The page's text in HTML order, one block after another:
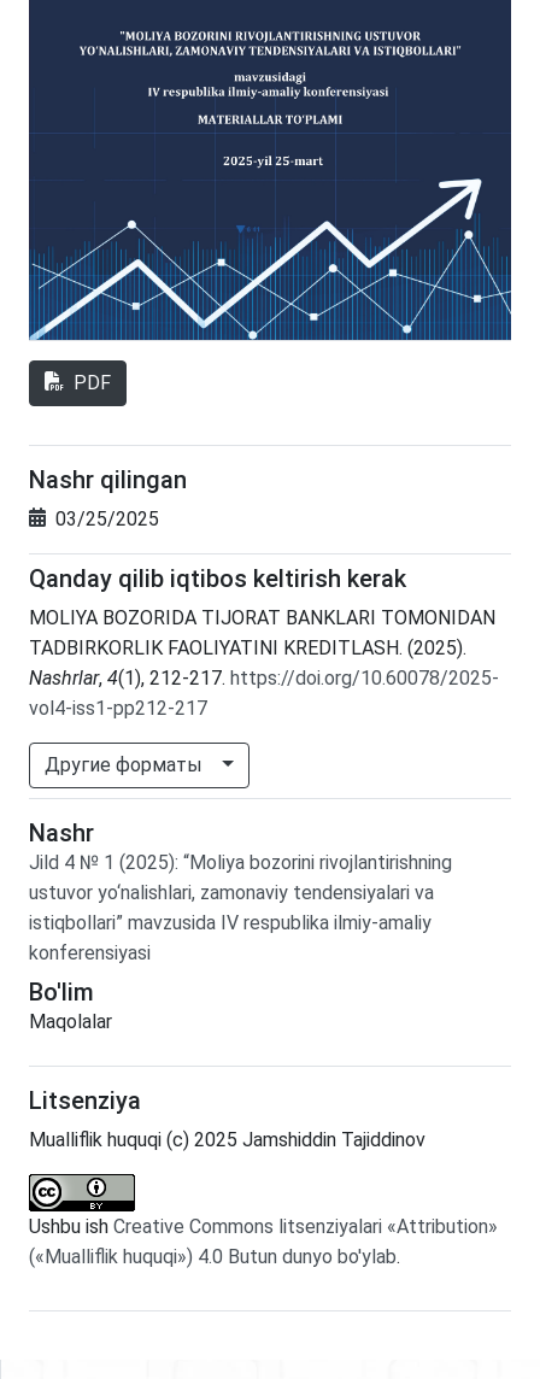
PDF
Nashr qilingan
03/25/2025
Qanday qilib iqtibos keltirish kerak
MOLIYA BOZORIDA TIJORAT BANKLARI TOMONIDAN
TADBIRKORLIK FAOLIYATINI KREDITLASH. (2025).
Nashrlar, 4(1), 212-217. https://doi.org/10.60078/2025-
vol4-iss1-pp212-217
Другие форматы
Nashr
Jild 4 № 1 (2025): “Moliya bozorini rivojlantirishning
ustuvor yo‘nalishlari, zamonaviy tendensiyalari va
istiqbollari” mavzusida IV respublika ilmiy-amaliy
konferensiyasi
Bo'lim
Maqolalar
Litsenziya
Mualliflik huquqi (c) 2025 Jamshiddin Tajiddinov
Ushbu ish Creative Commons litsenziyalari «Attribution»
(«Mualliflik huquqi») 4.0 Butun dunyo bo'ylab.